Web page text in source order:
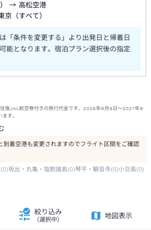
→ 高松空港
京（すべて）
「条件を変更する」より出発日と帰着日
能となります。宿泊プラン選択後の指定
復JAL航空券付きの旅行代金です。2026年8月9日～2027年8
す。
到着空港も変更されますのでフライト区間をご確認
(0)坂出・丸亀・塩飽諸島(0)琴平・観音寺(0)小豆島(0)
絞り込み
（選択中）
地図表示